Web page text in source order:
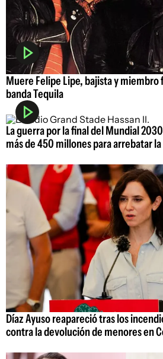
Muere Felipe Lipe, bajista y
banda Tequila
La guerra por la final del Mundial
más de 450 millones para arrebatar la
Díaz Ayuso reapareció tras los
contra la devolución de menores en